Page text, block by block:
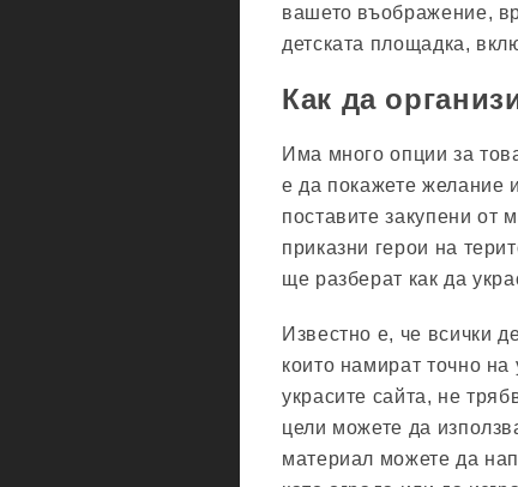
вашето въображение,
детската площадка,
Как да
Има много опции за
е да покажете желание
поставите закупени от
приказни герои на
ще разберат как да
Известно е, че всички
които намират точно
украсите сайта, не
цели можете да
материал можете да